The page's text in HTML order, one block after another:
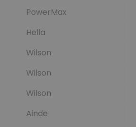
PowerMax
Hella
Wilson
Wilson
Wilson
Ainde